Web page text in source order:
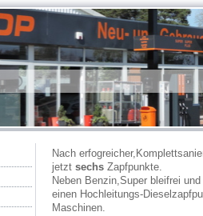
Nach
jetzt sechs Zapfpunkte.
Neben Benzin,Super bleifrei
einen Hochleitungs-
Maschinen.